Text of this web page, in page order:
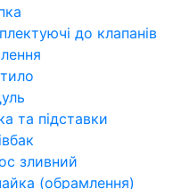
до клапанів
та підставки
зливний
(обрамлення)